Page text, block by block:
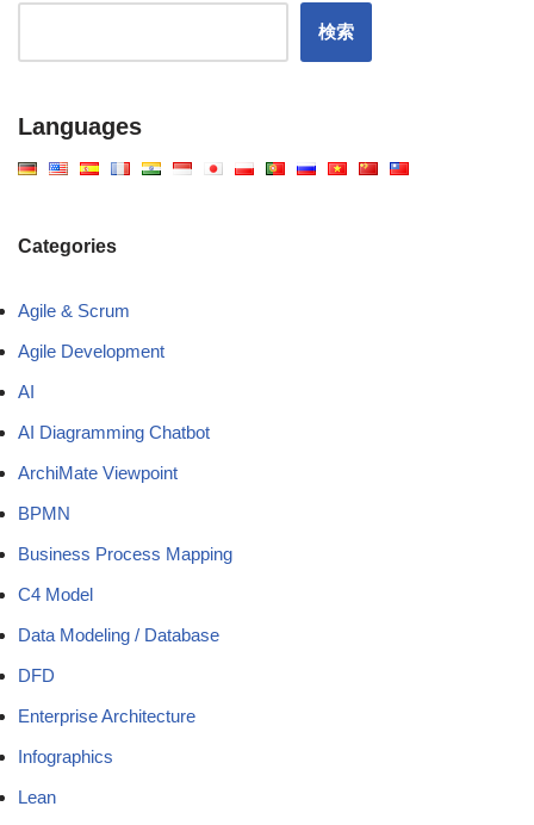
検索
Languages
Categories
Agile & Scrum
Agile Development
AI
AI Diagramming Chatbot
ArchiMate Viewpoint
BPMN
Business Process Mapping
C4 Model
Data Modeling / Database
DFD
Enterprise Architecture
Infographics
Lean